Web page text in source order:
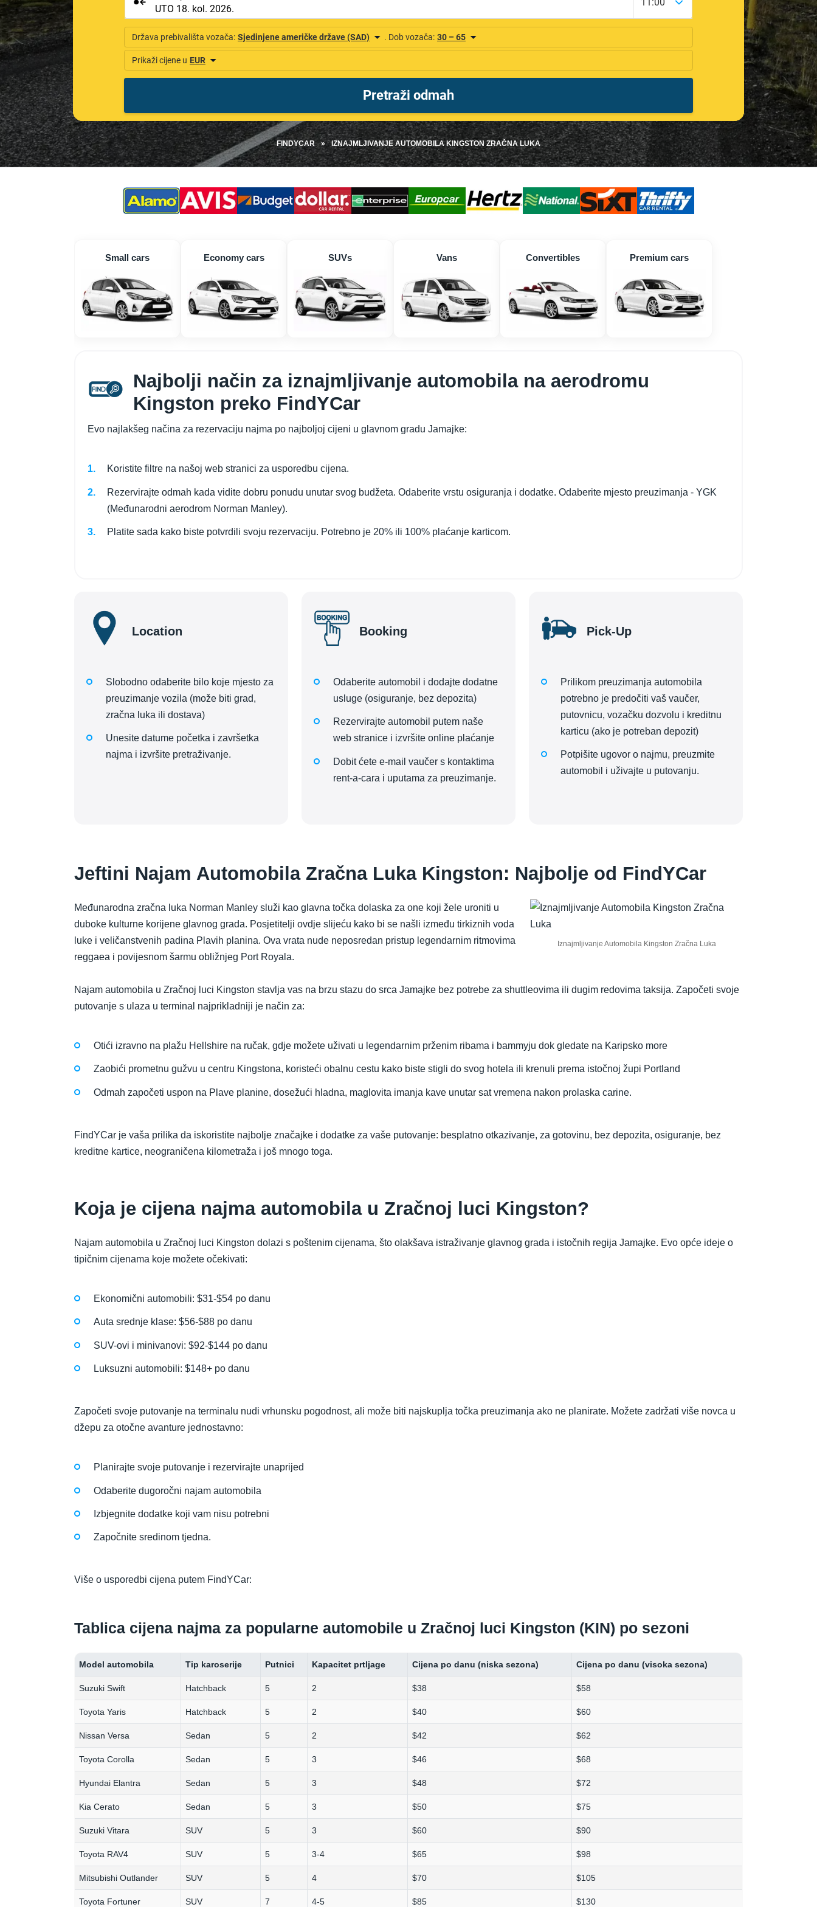
FINDYCAR » IZNAJMLJIVANJE AUTOMOBILA KINGSTON ZRAČNA LUKA
Small cars Economy cars SUVs Vans Convertibles Premium cars
Najbolji način za iznajmljivanje automobila na aerodromu
Kingston preko FindYCar
Evo najlakšeg načina za rezervaciju najma po najboljoj cijeni u glavnom gradu Jamajke:
Koristite filtre na našoj web stranici za usporedbu cijena.
Rezervirajte odmah kada vidite dobru ponudu unutar svog budžeta. Odaberite vrstu osiguranja i dodatke. Odaberite mjesto preuzimanja - YGK
(Međunarodni aerodrom Norman Manley).
Platite sada kako biste potvrdili svoju rezervaciju. Potrebno je 20% ili 100% plaćanje karticom.
Location
Slobodno odaberite bilo koje mjesto za
preuzimanje vozila (može biti grad,
zračna luka ili dostava)
Unesite datume početka i završetka
najma i izvršite pretraživanje.
Booking
Odaberite automobil i dodajte dodatne
usluge (osiguranje, bez depozita)
Rezervirajte automobil putem naše
web stranice i izvršite online plaćanje
Dobit ćete e-mail vaučer s kontaktima
rent-a-cara i uputama za preuzimanje.
Pick-Up
Prilikom preuzimanja automobila
potrebno je predočiti vaš vaučer,
putovnicu, vozačku dozvolu i kreditnu
karticu (ako je potreban depozit)
Potpišite ugovor o najmu, preuzmite
automobil i uživajte u putovanju.
Jeftini Najam Automobila Zračna Luka Kingston: Najbolje od FindYCar
Iznajmljivanje Automobila Kingston Zračna Luka
Međunarodna zračna luka Norman Manley služi kao glavna točka dolaska za one koji žele uroniti u
duboke kulturne korijene glavnog grada. Posjetitelji ovdje slijeću kako bi se našli između tirkiznih voda
luke i veličanstvenih padina Plavih planina. Ova vrata nude neposredan pristup legendarnim ritmovima
reggaea i povijesnom šarmu obližnjeg Port Royala.
Najam automobila u Zračnoj luci Kingston stavlja vas na brzu stazu do srca Jamajke bez potrebe za shuttleovima ili dugim redovima taksija. Započeti svoje
putovanje s ulaza u terminal najprikladniji je način za:
Otići izravno na plažu Hellshire na ručak, gdje možete uživati u legendarnim prženim ribama i bammyju dok gledate na Karipsko more
Zaobići prometnu gužvu u centru Kingstona, koristeći obalnu cestu kako biste stigli do svog hotela ili krenuli prema istočnoj župi Portland
Odmah započeti uspon na Plave planine, dosežući hladna, maglovita imanja kave unutar sat vremena nakon prolaska carine.
FindYCar je vaša prilika da iskoristite najbolje značajke i dodatke za vaše putovanje: besplatno otkazivanje, za gotovinu, bez depozita, osiguranje, bez
kreditne kartice, neograničena kilometraža i još mnogo toga.
Koja je cijena najma automobila u Zračnoj luci Kingston?
Najam automobila u Zračnoj luci Kingston dolazi s poštenim cijenama, što olakšava istraživanje glavnog grada i istočnih regija Jamajke. Evo opće ideje o
tipičnim cijenama koje možete očekivati:
Ekonomični automobili: $31-$54 po danu
Auta srednje klase: $56-$88 po danu
SUV-ovi i minivanovi: $92-$144 po danu
Luksuzni automobili: $148+ po danu
Započeti svoje putovanje na terminalu nudi vrhunsku pogodnost, ali može biti najskuplja točka preuzimanja ako ne planirate. Možete zadržati više novca u
džepu za otočne avanture jednostavno:
Planirajte svoje putovanje i rezervirajte unaprijed
Odaberite dugoročni najam automobila
Izbjegnite dodatke koji vam nisu potrebni
Započnite sredinom tjedna.
Više o usporedbi cijena putem FindYCar:
Tablica cijena najma za popularne automobile u Zračnoj luci Kingston (KIN) po sezoni
Model automobila Tip karoserije Putnici Kapacitet prtljage Cijena po danu (niska sezona) Cijena po danu (visoka sezona)
Suzuki Swift Hatchback 5 2 $38 $58
Toyota Yaris Hatchback 5 2 $40 $60
Nissan Versa Sedan 5 2 $42 $62
Toyota Corolla Sedan 5 3 $46 $68
Hyundai Elantra Sedan 5 3 $48 $72
Kia Cerato Sedan 5 3 $50 $75
Suzuki Vitara SUV 5 3 $60 $90
Toyota RAV4 SUV 5 3-4 $65 $98
Mitsubishi Outlander SUV 5 4 $70 $105
Toyota Fortuner SUV 7 4-5 $85 $130